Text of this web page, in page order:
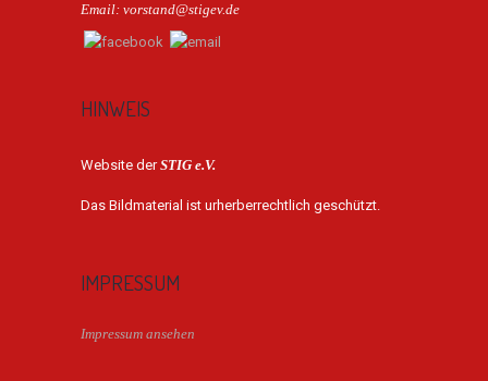
Email: vorstand@stigev.de
HINWEIS
Website derSTIG e.V.
Das Bildmaterial ist urherberrechtlich geschützt.
IMPRESSUM
Impressum ansehen